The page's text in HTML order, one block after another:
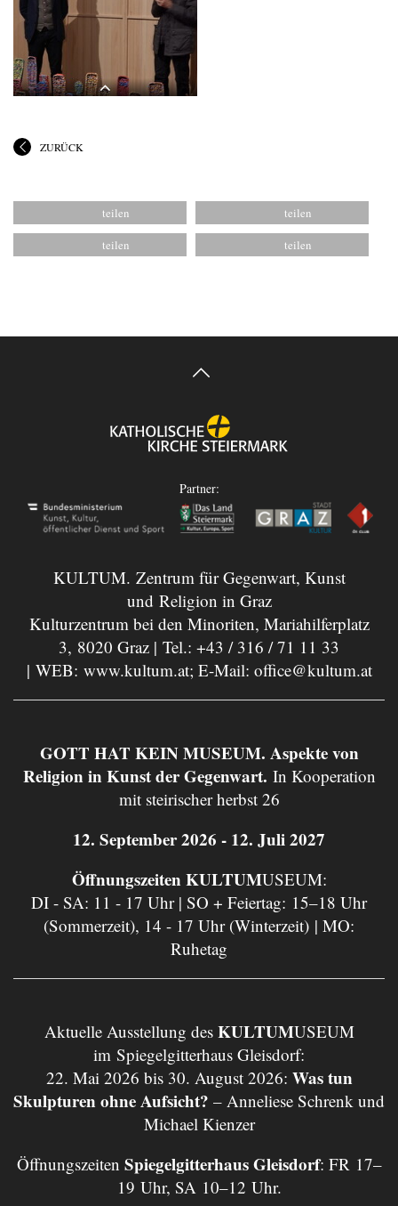
"Letzte Dinge": 3. Themenführung mit
Kurator Johannes Rauchenberger in der
Ausstellung "GOTT HAT KEIN
MUSEUM", KULTUMUSEUM Graz,
8.11.2025
Kurator Johannes Rauchenberger in der
Ausstellung "GOTT HAT KEIN
MUSEUM", KULTUMUSEUM Graz,
8.11.2025
ZURÜCK
Partner:
KULTUM. Zentrum für Gegenwart, Kunst
und Religion in Graz
Kulturzentrum bei den Minoriten, Mariahilferplatz
3, 8020 Graz | Tel.: +43 / 316 / 71 11 33
| WEB: www.kultum.at; E-Mail: office@kultum.at
GOTT HAT KEIN MUSEUM. Aspekte von
Religion in Kunst der Gegenwart. In Kooperation
mit steirischer herbst 26
12. September 2026 - 12. Juli 2027
Öffnungszeiten KULTUMUSEUM:
DI - SA: 11 - 17 Uhr | SO + Feiertag: 15–18 Uhr
(Sommerzeit), 14 - 17 Uhr (Winterzeit) | MO:
Ruhetag
Aktuelle Ausstellung des KULTUMUSEUM
im Spiegelgitterhaus Gleisdorf:
22. Mai 2026 bis 30. August 2026: Was tun
Skulpturen ohne Aufsicht? – Anneliese Schrenk und
Michael Kienzer
Öffnungszeiten Spiegelgitterhaus Gleisdorf: FR 17–
19 Uhr, SA 10–12 Uhr.